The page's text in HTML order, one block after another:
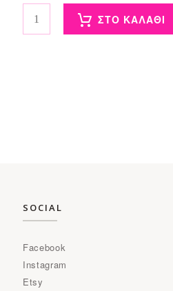
Thin Stripes Bag με κέντημα
ΣΤΟ ΚΑΛΑΘΙ
SOCIAL
Facebook
Instagram
Etsy